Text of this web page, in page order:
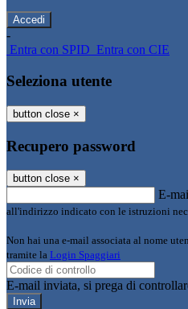
-
Entra con SPID Entra con CIE
Seleziona utente
button close ×
Recupero password
button close ×
E-
all'indirizzo indicato con le istruzioni
Non hai una e-mail associata al nome
tramite la Login Spaggiari
E-mail inviata, si prega di